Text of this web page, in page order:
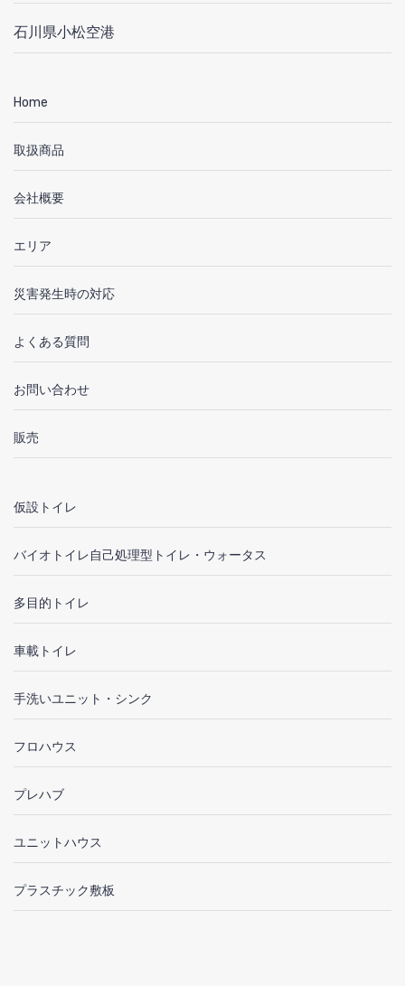
石川県小松空港
Home
取扱商品
会社概要
エリア
災害発生時の対応
よくある質問
お問い合わせ
販売
仮設トイレ
バイオトイレ自己処理型トイレ・ウォータス
多目的トイレ
車載トイレ
手洗いユニット・シンク
フロハウス
プレハブ
ユニットハウス
プラスチック敷板